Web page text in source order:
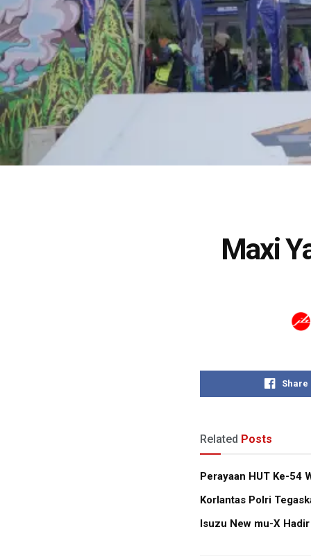
Maxi
Share
Related Posts
Perayaan HUT Ke-54
Korlantas Polri
Isuzu New mu-X